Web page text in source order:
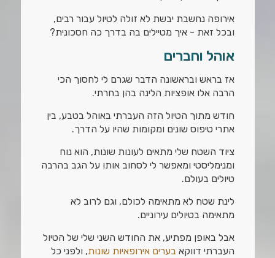
אירופה נחשבת יבשת לא זולה לטיול עבור רבים,
ובכל זאת - איך מטיילים בה בדרך כה חסכונית?
אוהל וחברים
אז בראש ובראשונה הדבר שגרם לי לחסוך הכי
הרבה אלו אופציות הלינה בהן בחרתי.
חודש מתוך הטיול הזה העברתי באוהל בטבע, בין
אתרי טיפוס שונים ומקומות שהיו על הדרך.
ציוד השטח שלי מתאים לעונות שונות, הוא נוח
ומנימליסטי ומאפשר לי לסחוב אותו על הגב בהרבה
טיולים בעולם.
לינת שטח לא מתאימה לכולם, וגם לרוב לא
מתאימה בטיולים עירוניים.
אבל באופן מפתיע, את החודש השני שלי של הטיול
העברתי דווקא בערים אירופאיות שונות, ולפני כל